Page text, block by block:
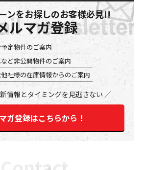
ンをお探しのお客様必見!!
ルマガ登録
定物件のご案内
ど非公開物件のご案内
社様の在庫情報からのご案内
情報とタイミングを見逃さない
ガ登録はこちらから！